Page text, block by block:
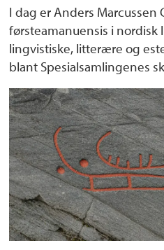
I dag er Anders Marcussen
førsteamanuensis i
lingvistiske, litterære og
blant Spesialsamlingenes